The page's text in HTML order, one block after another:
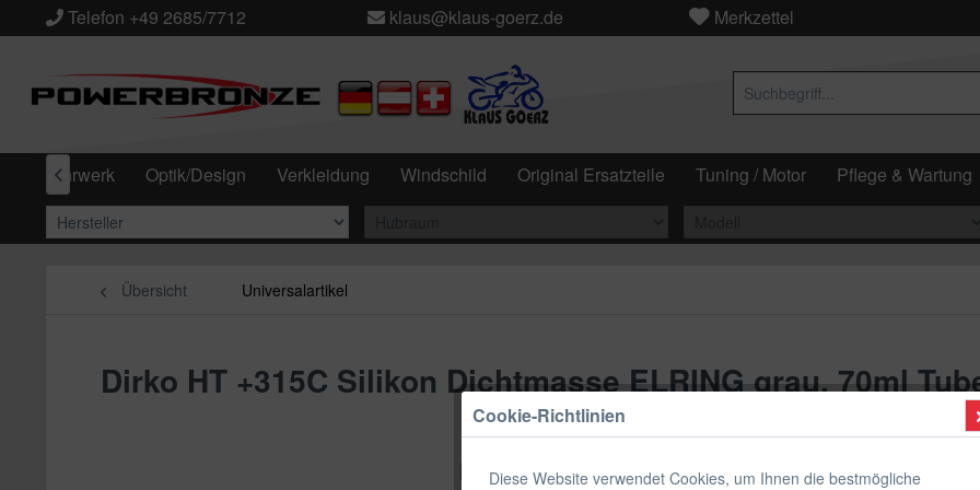
Telefon +49 2685/7712 klaus@klaus-goerz.de Merkzettel
Fahrwerk Optik/Design Verkleidung Windschild Original Ersatzteile Tuning / Motor Pflege & Wartung

Übersicht Universalartikel
Dirko HT +315C Silikon Dichtmasse ELRING grau, 70ml
9,90 € *
Cookie-Richtlinien
Diese Website verwendet Cookies, um Ihnen die bestmögliche